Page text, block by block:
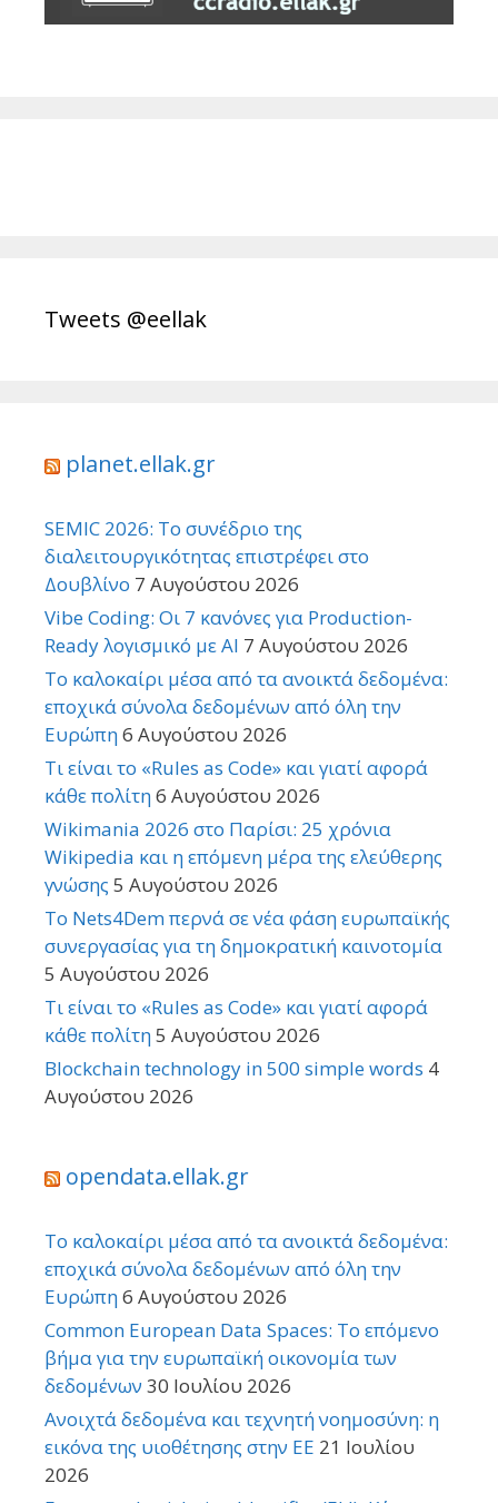
Tweets @eellak
planet.ellak.gr
SEMIC 2026: Το συνέδριο της
διαλειτουργικότητας επιστρέφει στο
Δουβλίνο 7 Αυγούστου 2026
Vibe Coding: Οι 7 κανόνες για Production-
Ready λογισμικό με AI 7 Αυγούστου 2026
Το καλοκαίρι μέσα από τα ανοικτά δεδομένα:
εποχικά σύνολα δεδομένων από όλη την
Ευρώπη6 Αυγούστου 2026
Τι είναι το «Rules as Code» και γιατί αφορά
κάθε πολίτη6 Αυγούστου 2026
Wikimania 2026 στο Παρίσι: 25 χρόνια
Wikipedia και η επόμενη μέρα της ελεύθερης
γνώσης 5 Αυγούστου 2026
Το Nets4Dem περνά σε νέα φάση ευρωπαϊκής
συνεργασίας για τη δημοκρατική καινοτομία
5 Αυγούστου 2026
Τι είναι το «Rules as Code» και γιατί αφορά
κάθε πολίτη5 Αυγούστου 2026
Blockchain technology in 500 simple words 4
Αυγούστου 2026
opendata.ellak.gr
Το καλοκαίρι μέσα από τα ανοικτά δεδομένα:
εποχικά σύνολα δεδομένων από όλη την
Ευρώπη6 Αυγούστου 2026
Common European Data Spaces: Το επόμενο
βήμα για την ευρωπαϊκή οικονομία των
δεδομένων 30 Ιουλίου 2026
Ανοιχτά δεδομένα και τεχνητή νοημοσύνη: η
εικόνα της υιοθέτησης στην ΕΕ 21 Ιουλίου
2026